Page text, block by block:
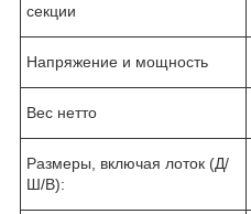
секции
Напряжение и мощность
Вес нетто
Размеры, включая лоток (Д/
Ш/В):